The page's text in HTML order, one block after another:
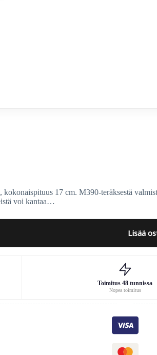
17 cm. M390-teräksestä
voi kantaa…
Lisää
Toimitus 48 tunnissa
Nopea toimitus